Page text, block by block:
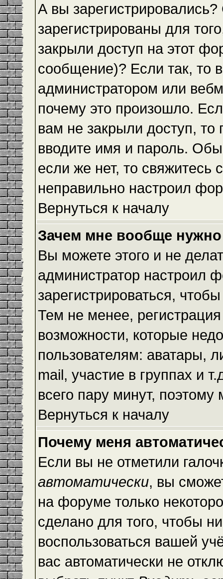
А вы
зарегистрированы для
закрыли доступ на этот
сообщение)? Если так, то
администратором или
почему это произошло.
вам не закрыли доступ,
вводите имя и пароль.
если же нет, то свяжитесь
неправильно настроил
Вернуться к началу
Зачем мне вообще нужно
Вы можете этого и не
администратор настроил
зарегистрироваться,
Тем не менее,
возможности, которые
пользователям: аватары,
mail, участие в группах и
всего пару минут,
Вернуться к началу
Почему меня
Если вы не отметили
автоматически, вы
на форуме только
сделано для того, чтобы
воспользоваться вашей
вас автоматически не